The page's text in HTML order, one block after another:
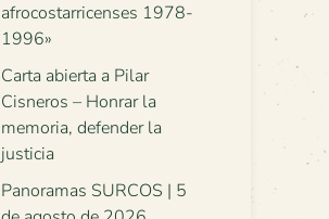
afrocostarricenses 1978-
1996»
Carta abierta a Pilar
Cisneros – Honrar la
memoria, defender la
justicia
Panoramas SURCOS | 5